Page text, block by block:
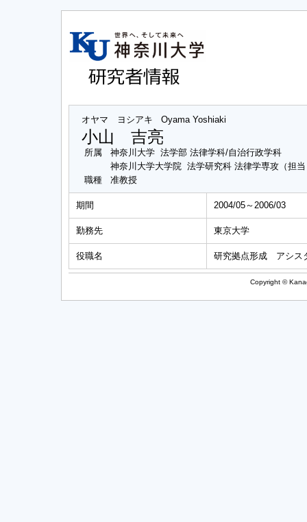
オヤマ ヨシアキ Oyama Yoshiaki
小山 吉亮
所属
神奈川大学 法学部 法律学科/自治行政学科
神奈川大学大学院 法学研究科 法律学専攻（担
職種
准教授
期間 2004/05～2006/03
勤務先 東京大学
役職名 研究拠点形成 アシス
Copyright ©